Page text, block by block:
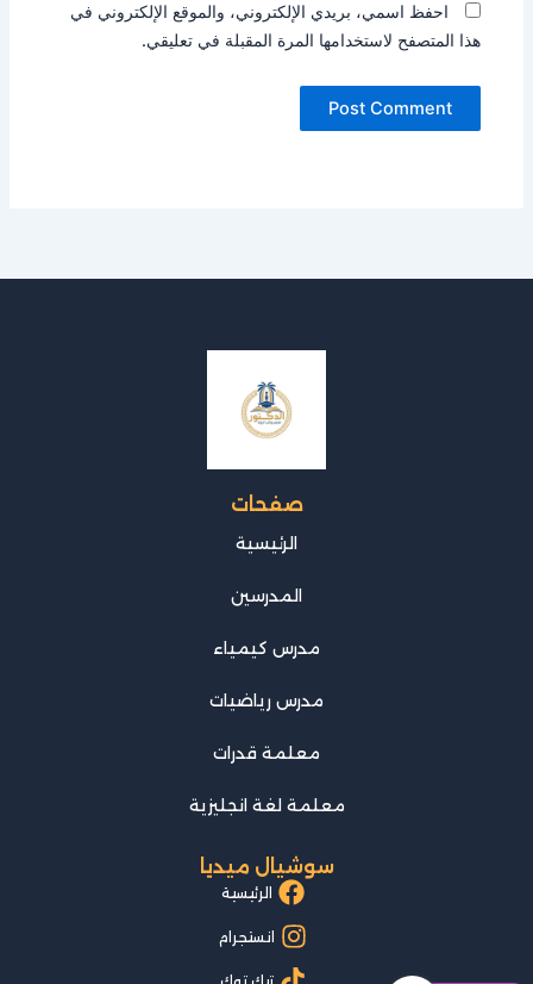
احفظ اسمي، بريدي الإلكتروني، والموقع الإلكتروني في
هذا المتصفح لاستخدامها المرة المقبلة في تعليقي.
صفحات
الرئيسية
المدرسين
مدرس كيمياء
مدرس رياضيات
معلمة قدرات
معلمة لغة انجليزية
سوشيال ميديا
الرئيسية
انستجرام
تيك توك